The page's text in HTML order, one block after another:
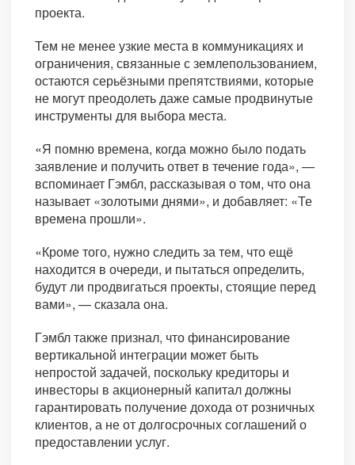
проекта.
Тем не менее узкие места в коммуникациях и
ограничения, связанные с землепользованием,
остаются серьёзными препятствиями, которые
не могут преодолеть даже самые продвинутые
инструменты для выбора места.
«Я помню времена, когда можно было подать
заявление и получить ответ в течение года», —
вспоминает Гэмбл, рассказывая о том, что она
называет «золотыми днями», и добавляет: «Те
времена прошли».
«Кроме того, нужно следить за тем, что ещё
находится в очереди, и пытаться определить,
будут ли продвигаться проекты, стоящие перед
вами», — сказала она.
Гэмбл также признал, что финансирование
вертикальной интеграции может быть
непростой задачей, поскольку кредиторы и
инвесторы в акционерный капитал должны
гарантировать получение дохода от розничных
клиентов, а не от долгосрочных соглашений о
предоставлении услуг.